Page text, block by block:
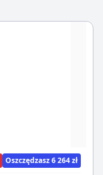
Oszczędzasz 6 264 zł